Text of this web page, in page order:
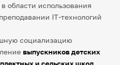
в области использования
IT-технологий
социализацию
выпускников детских
и сельских школ